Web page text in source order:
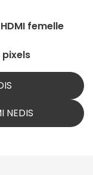
femelle
pixels